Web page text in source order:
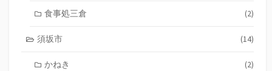
食事処三倉 (2)
須坂市 (14)
かねき (2)